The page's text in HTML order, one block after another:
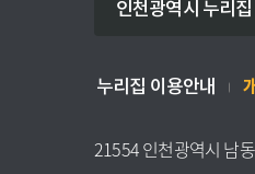
인천광역시 누리집
누리집 이용안내
21554 인천광역시 남